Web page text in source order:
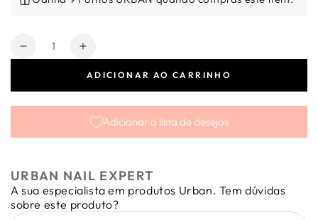
Quantidade
Diminuir
Smart
15ml
Aumentar
quantidade
Gel
Smart
15ml
ADICIONAR AO CARRINHO
Adicionar à lista de desejos
URBAN NAIL EXPERT
A sua especialista em produtos Urban. Tem dúvidas
sobre este produto?